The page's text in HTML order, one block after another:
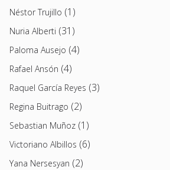
Néstor Trujillo (1)
Nuria Alberti (31)
Paloma Ausejo (4)
Rafael Ansón (4)
Raquel García Reyes (3)
Regina Buitrago (2)
Sebastian Muñoz (1)
Victoriano Albillos (6)
Yana Nersesyan (2)